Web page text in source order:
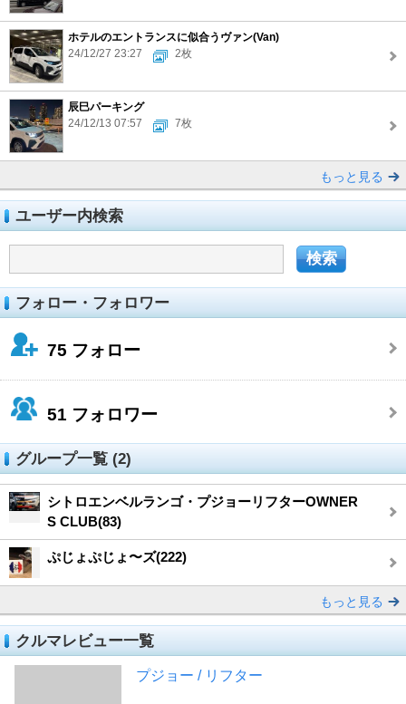
ホテルのエントランスに似合うヴァン(Van)
24/12/27 23:27
2枚
辰巳パーキング
24/12/13 07:57
7枚
もっと見る
ユーザー内検索
フォロー・フォロワー
75 フォロー
51 フォロワー
グループ一覧 (2)
シトロエンベルランゴ・プジョーリフターOWNER
S CLUB(83)
ぷじょぷじょ〜ズ(222)
もっと見る
クルマレビュー一覧
プジョー / リフター